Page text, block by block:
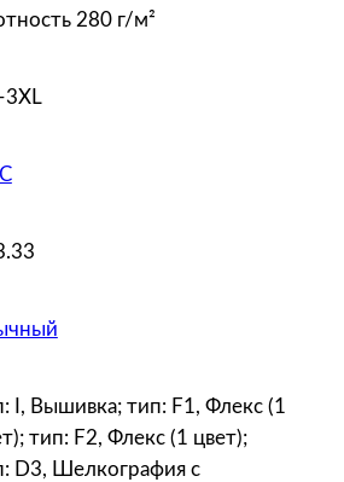
280 г/м²
I, Вышивка; тип: F1, Флекс (1
тип: F2, Флекс (1 цвет);
D3, Шелкография с